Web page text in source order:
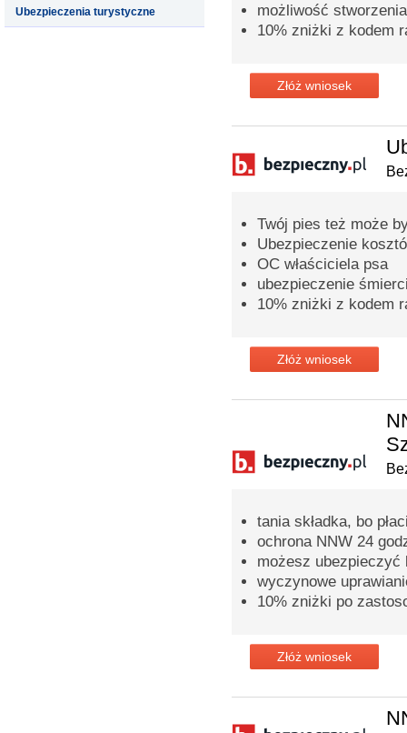
Ubezpieczenia turystyczne
możliwość
10% zniżki z kodem
Złóż wniosek
Twój pies też może
Ubezpieczenie
OC właściciela psa
ubezpieczenie
10% zniżki z kodem
Złóż wniosek
tania składka, bo
ochrona NNW 24
możesz ubezpieczyć
wyczynowe
10% zniżki po
Złóż wniosek